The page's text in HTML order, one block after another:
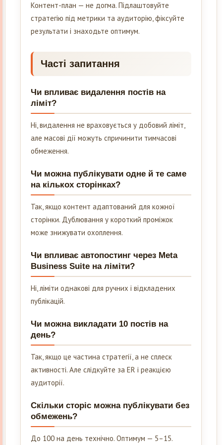
Контент-план — не догма. Підлаштовуйте
стратегію під метрики та аудиторію, фіксуйте
результати і знаходьте оптимум.
Часті запитання
Чи впливає видалення постів на
ліміт?
Ні, видалення не враховується у добовий ліміт,
але масові дії можуть спричинити тимчасові
обмеження.
Чи можна публікувати одне й те саме
на кількох сторінках?
Так, якщо контент адаптований для кожної
сторінки. Дублювання у короткий проміжок
може знижувати охоплення.
Чи впливає автопостинг через Meta
Business Suite на ліміти?
Ні, ліміти однакові для ручних і відкладених
публікацій.
Чи можна викладати 10 постів на
день?
Так, якщо це частина стратегії, а не сплеск
активності. Але слідкуйте за ER і реакцією
аудиторії.
Скільки сторіс можна публікувати без
обмежень?
До 100 на день технічно. Оптимум — 5–15.